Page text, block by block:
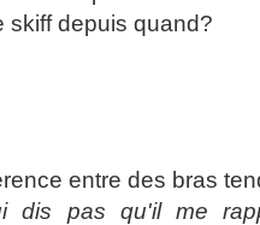
depuis quand?
entre des bras
dis pas qu'il me